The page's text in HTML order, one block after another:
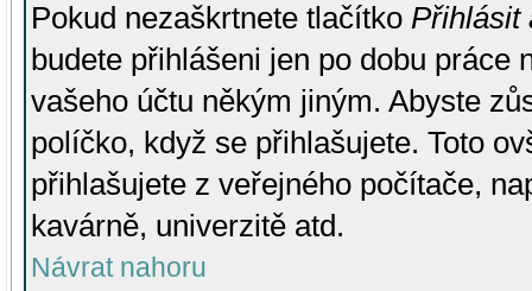
Pokud nezaškrtnete tlačítko Přihlásit
budete přihlášeni jen po dobu práce
vašeho účtu někým jiným. Abyste
políčko, když se přihlašujete. Toto
přihlašujete z veřejného počítače,
kavárně, univerzitě atd.
Návrat nahoru